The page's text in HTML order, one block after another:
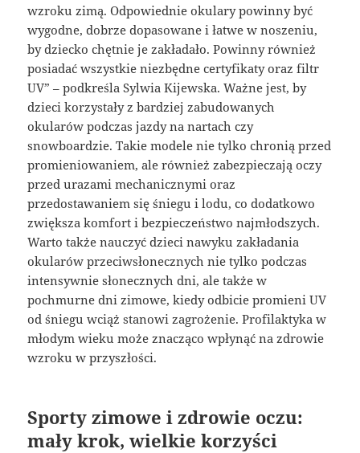
wzroku zimą. Odpowiednie okulary powinny być
wygodne, dobrze dopasowane i łatwe w noszeniu,
by dziecko chętnie je zakładało. Powinny również
posiadać wszystkie niezbędne certyfikaty oraz filtr
UV” – podkreśla Sylwia Kijewska. Ważne jest, by
dzieci korzystały z bardziej zabudowanych
okularów podczas jazdy na nartach czy
snowboardzie. Takie modele nie tylko chronią przed
promieniowaniem, ale również zabezpieczają oczy
przed urazami mechanicznymi oraz
przedostawaniem się śniegu i lodu, co dodatkowo
zwiększa komfort i bezpieczeństwo najmłodszych.
Warto także nauczyć dzieci nawyku zakładania
okularów przeciwsłonecznych nie tylko podczas
intensywnie słonecznych dni, ale także w
pochmurne dni zimowe, kiedy odbicie promieni UV
od śniegu wciąż stanowi zagrożenie. Profilaktyka w
młodym wieku może znacząco wpłynąć na zdrowie
wzroku w przyszłości.
Sporty zimowe i zdrowie oczu:
mały krok, wielkie korzyści